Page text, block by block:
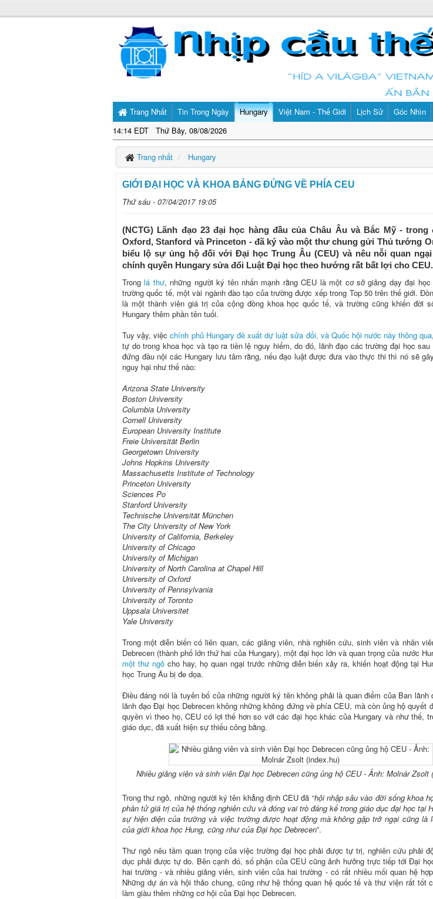
Trang Nhất
14:14 EDT Thứ Bảy, 08/08/2026
Tin Trong Ngày Hungary Việt Nam - Thế Giới Lịch Sử Góc Nhìn
Trang nhất Hungary
GIỚI ĐẠI HỌC VÀ KHOA BẢNG ĐỨNG VỀ PHÍA CEU
Thứ sáu - 07/04/2017 19:05
(NCTG) Lãnh đạo 23 đại học hàng đầu của Châu Âu và Bắc Mỹ - trong
Oxford, Stanford và Princeton - đã ký vào một thư chung gửi Thủ tướng
biểu lộ sự ủng hộ đối với Đại học Trung Âu (CEU) và nêu nỗi quan
chính quyền Hungary sửa đổi Luật Đại học theo hướng rất bất lợi cho CEU.
Tronglá thư, những người ký tên nhấn mạnh rằng CEU là một cơ sở giảng dạy đại
trường quốc tế, một vài ngành đào tạo của trường được xếp trong Top 50 trên thế giới.
là một thành viên giá trị của cộng đồng khoa học quốc tế, và trường cũng khiến đời
Hungary thêm phần tên tuổi.
Tuy vậy, việcchính phủ Hungary đề xuất dự luật sửa đổi, và Quốc hội nước này thông qua
tự do trong khoa học và tạo ra tiền lệ nguy hiểm, do đó, lãnh đạo các trường đại học sau
đứng đầu nội các Hungary lưu tâm rằng, nếu đạo luật được đưa vào thực thi thì nó sẽ
nguy hại như thế nào:
Arizona State University
Boston University
Columbia University
Cornell University
European University Institute
Freie Universität Berlin
Georgetown University
Johns Hopkins University
Massachusetts Institute of Technology
Princeton University
Sciences Po
Stanford University
Technische Universität München
The City University of New York
University of California, Berkeley
University of Chicago
University of Michigan
University of North Carolina at Chapel Hill
University of Oxford
University of Pennsylvania
University of Toronto
Uppsala Universitet
Yale University
Trong một diễn biến có liên quan, các giảng viên, nhà nghiên cứu, sinh viên và nhân
Debrecen (thành phố lớn thứ hai của Hungary), một đại học lớn và quan trọng của nước
một thư ngỏcho hay, họ quan ngại trước những diễn biến xảy ra, khiến hoạt động tại
học Trung Âu bị đe dọa.
Điều đáng nói là tuyên bố của những người ký tên không phải là quan điểm của Ban lãnh
lãnh đạo Đại học Debrecen không những không đứng về phía CEU, mà còn ủng hộ quyết
quyền vì theo họ, CEU có lợi thế hơn so với các đại học khác của Hungary và như thế,
giáo dục, đã xuất hiện sự thiếu công bằng.
Nhiều giảng viên và sinh viên Đại học Debrecen cũng ủng hộ CEU - Ảnh: Molnár Zsolt
Trong thư ngỏ, những người ký tên khẳng định CEU đã “hội nhập sâu vào đời sống khoa
phần tử giá trị của hệ thống nghiên cứu và đóng vai trò đáng kể trong giáo dục đại học tại
sự hiện diện của trường và việc trường được hoạt động mà không gặp trở ngại cũng là
của giới khoa học Hung, cũng như của Đại học Debrecen”.
Thư ngỏ nêu tầm quan trọng của việc trường đại học phải được tự trị, nghiên cứu phải
dục phải được tự do. Bên cạnh đó, số phận của CEU cũng ảnh hưởng trực tiếp tới Đại
hai trường - và nhiều giảng viên, sinh viên của hai trường - có rất nhiều mối quan hệ
Những dự án và hội thảo chung, cũng như hệ thống quan hệ quốc tế và thư viện rất tốt
làm giàu thêm những cơ hội của Đại học Debrecen.